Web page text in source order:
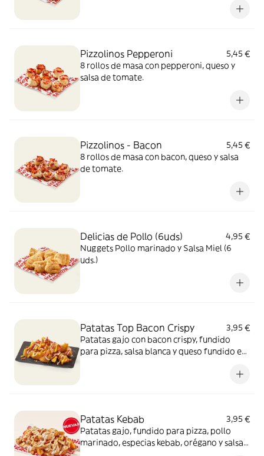
Pizzolinos Pepperoni
5,45 €
8 rollos de masa con pepperoni, queso y
salsa de tomate.
Pizzolinos - Bacon
5,45 €
8 rollos de masa con bacon, queso y salsa
de tomate.
Delicias de Pollo (6uds)
4,95 €
Nuggets Pollo marinado y Salsa Miel (6
uds.)
Patatas Top Bacon Crispy
3,95 €
Patatas gajo con bacon crispy, fundido
para pizza, salsa blanca y queso fundido en
Patatas Kebab
3,95 €
Patatas gajo, fundido para pizza, pollo
marinado, especias kebab, orégano y salsa